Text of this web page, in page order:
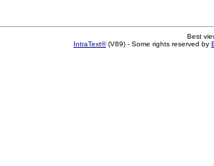
Best
IntraText®(V89) - Some rights reserved by